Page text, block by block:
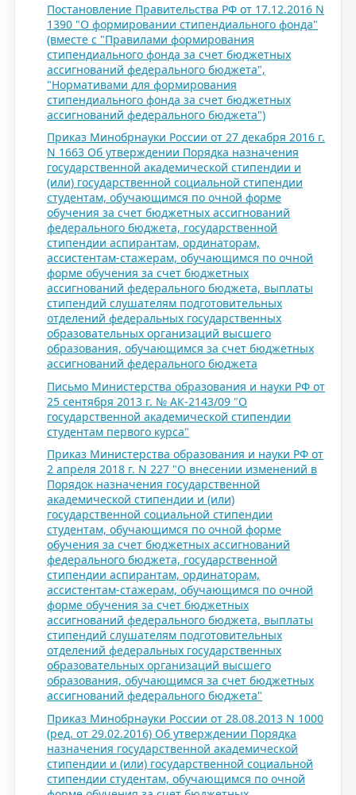
Постановление Правительства РФ от 17.12.2016 N
1390 "О формировании стипендиального фонда"
(вместе с "Правилами формирования
стипендиального фонда за счет бюджетных
ассигнований федерального бюджета",
"Нормативами для формирования
стипендиального фонда за счет бюджетных
ассигнований федерального бюджета")
Приказ Минобрнауки России от 27 декабря 2016 г.
N 1663 Об утверждении Порядка назначения
государственной академической стипендии и
(или) государственной социальной стипендии
студентам, обучающимся по очной форме
обучения за счет бюджетных ассигнований
федерального бюджета, государственной
стипендии аспирантам, ординаторам,
ассистентам-стажерам, обучающимся по очной
форме обучения за счет бюджетных
ассигнований федерального бюджета, выплаты
стипендий слушателям подготовительных
отделений федеральных государственных
образовательных организаций высшего
образования, обучающимся за счет бюджетных
ассигнований федерального бюджета
Письмо Министерства образования и науки РФ от
25 сентября 2013 г. № АК-2143/09 "О
государственной академической стипендии
студентам первого курса"
Приказ Министерства образования и науки РФ от
2 апреля 2018 г. N 227 "О внесении изменений в
Порядок назначения государственной
академической стипендии и (или)
государственной социальной стипендии
студентам, обучающимся по очной форме
обучения за счет бюджетных ассигнований
федерального бюджета, государственной
стипендии аспирантам, ординаторам,
ассистентам-стажерам, обучающимся по очной
форме обучения за счет бюджетных
ассигнований федерального бюджета, выплаты
стипендий слушателям подготовительных
отделений федеральных государственных
образовательных организаций высшего
образования, обучающимся за счет бюджетных
ассигнований федерального бюджета"
Приказ Минобрнауки России от 28.08.2013 N 1000
(ред. от 29.02.2016) Об утверждении Порядка
назначения государственной академической
стипендии и (или) государственной социальной
стипендии студентам, обучающимся по очной